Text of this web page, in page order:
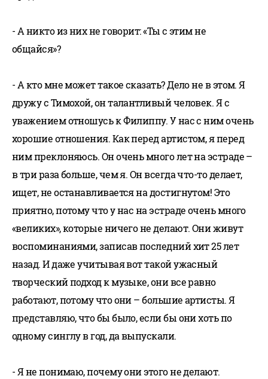
- А никто из них не говорит: «Ты с этим не
общайся»?
- А кто мне может такое сказать? Дело не в этом. Я
дружу с Тимохой, он талантливый человек. Я с
уважением отношусь к Филиппу. У нас с ним очень
хорошие отношения. Как перед артистом, я перед
ним преклоняюсь. Он очень много лет на эстраде –
в три раза больше, чем я. Он всегда что-то делает,
ищет, не останавливается на достигнутом! Это
приятно, потому что у нас на эстраде очень много
«великих», которые ничего не делают. Они живут
воспоминаниями, записав последний хит 25 лет
назад. И даже учитывая вот такой ужасный
творческий подход к музыке, они все равно
работают, потому что они – большие артисты. Я
представляю, что бы было, если бы они хоть по
одному синглу в год, да выпускали.
- Я не понимаю, почему они этого не делают.